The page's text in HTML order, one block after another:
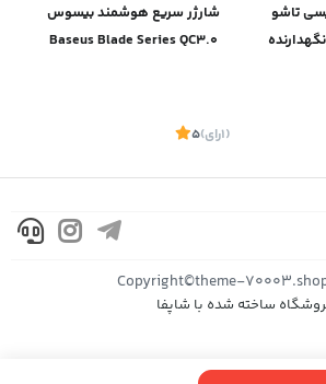
تاشو
نگهدارنده
شارژر سریع هوشمند بیسوس
Baseus Blade Series QC3.0
(1 رای)
5
Copyright©theme-
ساخته شده با شاپفا